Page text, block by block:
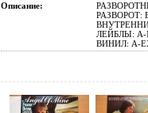
Описание:
РАЗВОРОТ:
ЛЕЙБЛЫ: A-
ВИНИЛ: A-